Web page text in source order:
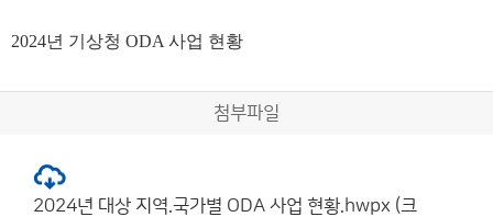
2024년 기상청 ODA 사업 현황
첨부파일
2024년 대상 지역.국가별 ODA 사업 현황.hwpx (크